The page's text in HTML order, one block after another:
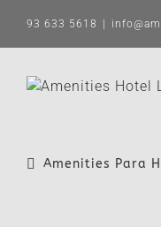
contenido
93 633 5618
Amenities Para